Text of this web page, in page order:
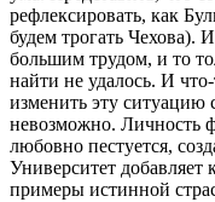
рефлексировать, как
будем трогать Чехова).
большим трудом, и то
найти не удалось. И
изменить эту ситуацию
невозможно. Личность
любовно пестуется,
Университет добавляет
примеры истинной